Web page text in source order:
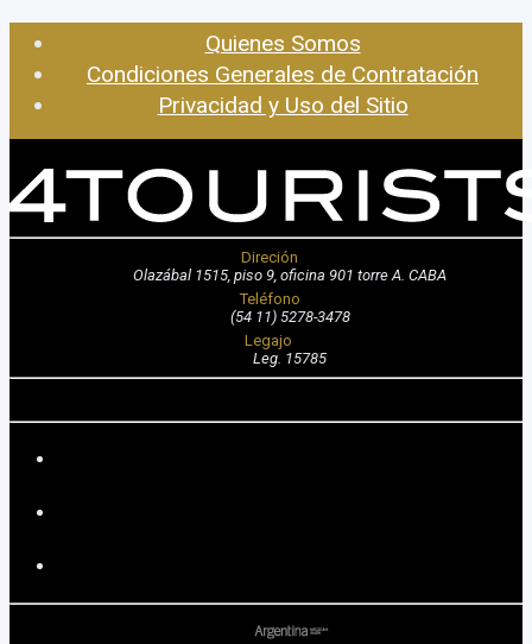
Quienes Somos
Condiciones Generales de Contratación
Privacidad y Uso del Sitio
Direción
Olazábal 1515, piso 9, oficina 901 torre A. CABA
Teléfono
(54 11) 5278-3478
Legajo
Leg. 15785